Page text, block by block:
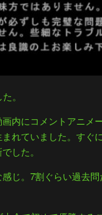
。
内にコメントアニメ
れていました。す
した。
じ。7割ぐらい過去